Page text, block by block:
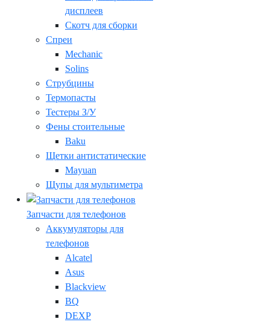
дисплеев
Скотч для сборки
Спреи
Mechanic
Solins
Струбцины
Термопасты
Тестеры З/У
Фены стоительные
Baku
Щетки антистатические
Mayuan
Щупы для мультиметра
Запчасти для телефонов
Аккумуляторы для
телефонов
Alcatel
Asus
Blackview
BQ
DEXP